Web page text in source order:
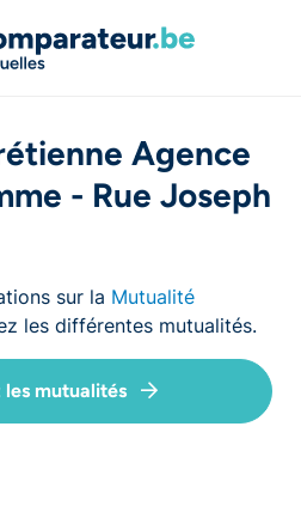
Agence
- Rue Joseph
sur la Mutualité
les différentes mutualités.
les mutualités